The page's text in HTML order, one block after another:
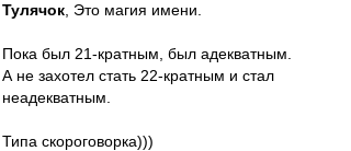
Тулячок , Это магия имени.
Пока был 21-кратным, был адекватным.
А не захотел стать 22-кратным и стал
неадекватным.
Типа скороговорка)))